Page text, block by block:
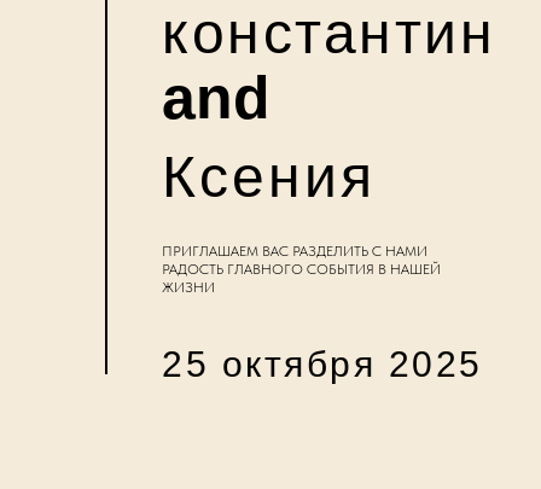
25 октября 2025
константин
Ксения
and
ПРИГЛАШАЕМ ВАС РАЗДЕЛИТЬ С НАМИ
РАДОСТЬ ГЛАВНОГО СОБЫТИЯ В НАШЕЙ
ЖИЗНИ